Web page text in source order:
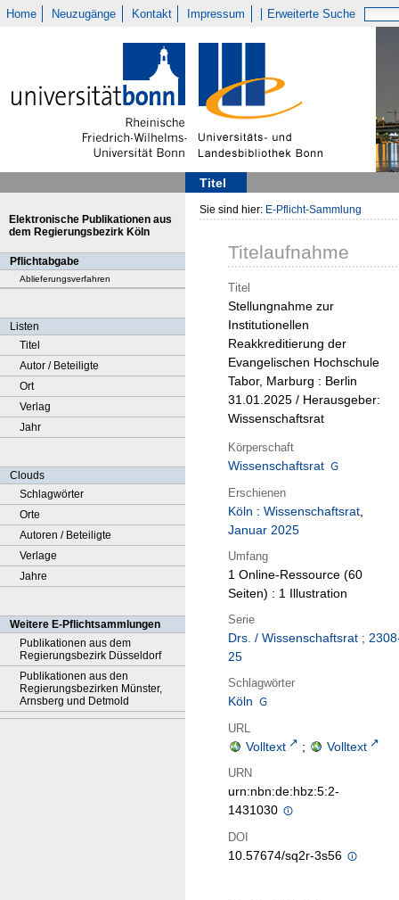
Home Neuzugänge Kontakt Impressum Erweiterte Suche
Titel
Elektronische Publikationen aus
dem Regierungsbezirk Köln
Pflichtabgabe
Ablieferungsverfahren
Listen
Titel
Autor / Beteiligte
Ort
Verlag
Jahr
Clouds
Schlagwörter
Orte
Autoren / Beteiligte
Verlage
Jahre
Weitere E-Pflichtsammlungen
Publikationen aus dem
Regierungsbezirk Düsseldorf
Publikationen aus den
Regierungsbezirken Münster,
Arnsberg und Detmold
Sie sind hier: E-Pflicht-Sammlung
Titelaufnahme
Titel
Stellungnahme zur
Institutionellen
Reakkreditierung der
Evangelischen Hochschule
Tabor, Marburg : Berlin
31.01.2025 / Herausgeber:
Wissenschaftsrat
Körperschaft
Wissenschaftsrat
Erschienen
Köln : Wissenschaftsrat,
Januar 2025
Umfang
1 Online-Ressource (60
Seiten) : 1 Illustration
Serie
Drs. / Wissenschaftsrat ;
25
Schlagwörter
Köln
URL
Volltext ; Volltext
URN
urn:nbn:de:hbz:5:2-
1431030
DOI
10.57674/sq2r-3s56